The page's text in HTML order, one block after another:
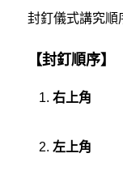
封釘儀式講究順
【封釘順序】
右上角
左上角